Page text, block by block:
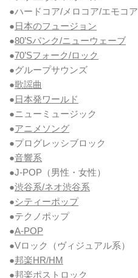
●ハードコア/メロコア/エモコア
●日本のフュージョン
●80’Sパンク/ニューウェーブ
●70’Sフォーク/ロック
●グループサウンズ
●歌謡曲
●日本発ワールド
●ニューミュージック
●アニメソング
●プログレッシブロック
●音響系
●J-POP（男性・女性）
●渋谷系/ネオ渋谷系
●シティーポップ
●テクノポップ
●A-POP
●Vロック
（ヴィジュアル系）
●邦楽HR/HM
●邦楽ポストロック